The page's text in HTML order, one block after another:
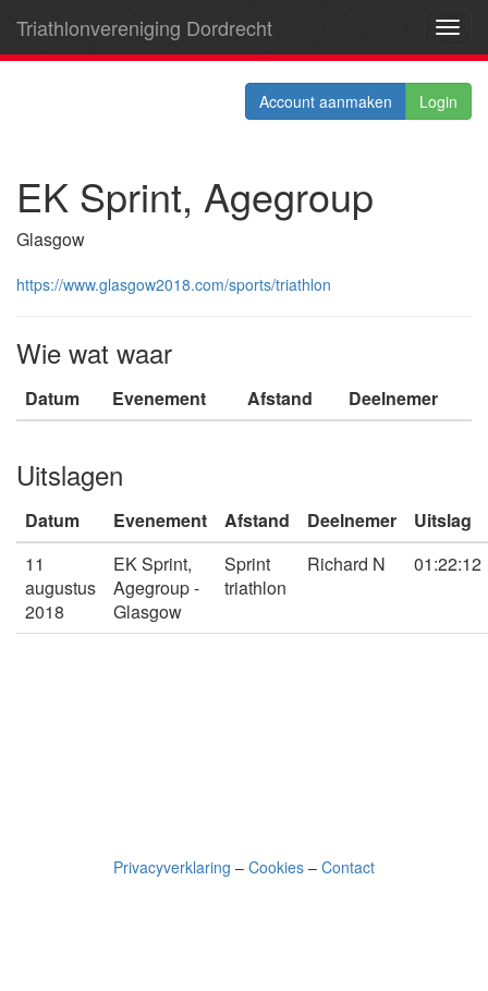
Triathlonvereniging Dordrecht
Account aanmaken Login
EK Sprint, Agegroup
Glasgow
https://www.glasgow2018.com/sports/triathlon
Wie wat waar
Datum Evenement Afstand Deelnemer
Uitslagen
Datum Evenement Afstand Deelnemer
Uitslag
11
augustus
2018
EK Sprint,
Agegroup -
Glasgow
Sprint
triathlon
Richard N 01:22:12
Privacyverklaring – Cookies – Contact